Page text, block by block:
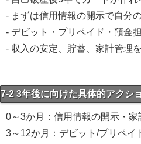
- まずは信用情報の開示で自分
- デビット・プリペイド・預金
- 収入の安定、貯蓄、家計管理
7-2 3年後に向けた具体的アクシ
0～3か月：信用情報の開示・家
3～12か月：デビット/プリペイ